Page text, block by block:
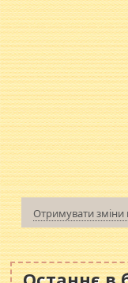
Отримувати зміни